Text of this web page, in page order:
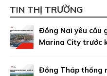
TIN THỊ TRƯỜNG
Đồng Nai yêu cầu
Marina City trước
Đồng Tháp thống